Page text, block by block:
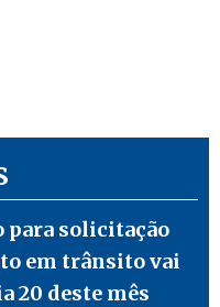
para solicitação
em trânsito vai
20 deste mês